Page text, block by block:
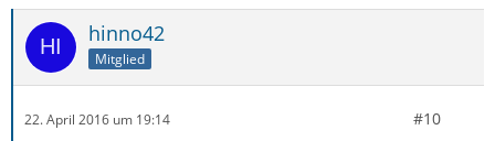
hinno42
Mitglied
22. April 2016 um 19:14 #10